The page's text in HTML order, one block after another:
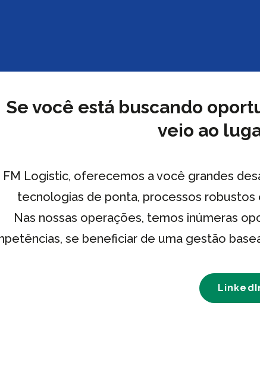
Se você está buscando
veio ao
FM Logistic, oferecemos a você grandes
tecnologias de ponta, processos
Nas nossas operações, temos inúmeras
se beneficiar de uma gestão